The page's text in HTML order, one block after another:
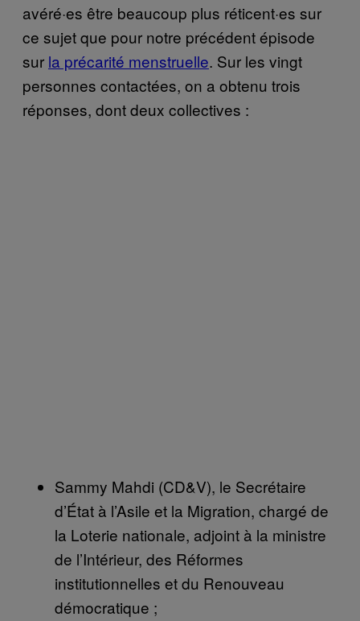
avéré·es être beaucoup plus réticent·es sur
ce sujet que pour notre précédent épisode
sur la précarité menstruelle. Sur les vingt
personnes contactées, on a obtenu trois
réponses, dont deux collectives :
Sammy Mahdi (CD&V), le Secrétaire
d’État à l’Asile et la Migration, chargé de
la Loterie nationale, adjoint à la ministre
de l’Intérieur, des Réformes
institutionnelles et du Renouveau
démocratique ;